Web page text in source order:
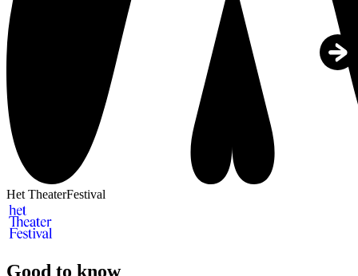
Het TheaterFestival
Good to know